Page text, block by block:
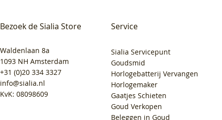
Bezoek de Sialia Store
Waldenlaan 8a
1093 NH Amsterdam
+31 (0)20 334 3327
info@sialia.nl
KvK: 08098609
Service
Sialia Servicepunt
Goudsmid
Horlogebatterij Vervangen
Horlogemaker
Gaatjes Schieten
Goud Verkopen
Beleggen in Goud